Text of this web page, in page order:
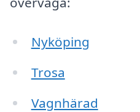
Nyköping
Trosa
Vagnhärad